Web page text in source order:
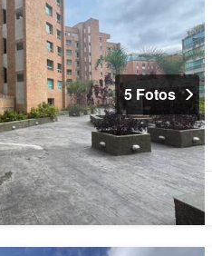
5 Fotos